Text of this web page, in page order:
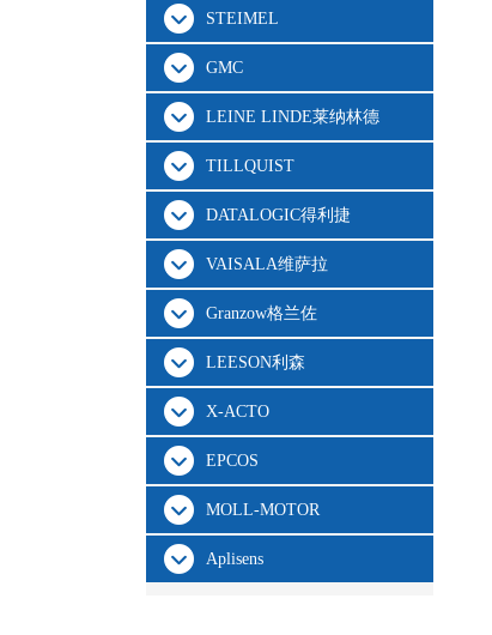
STEIMEL
GMC
LEINE LINDE莱纳林德
TILLQUIST
DATALOGIC得利捷
VAISALA维萨拉
Granzow格兰佐
LEESON利森
X-ACTO
EPCOS
MOLL-MOTOR
Aplisens